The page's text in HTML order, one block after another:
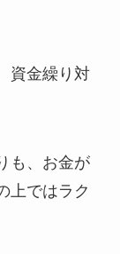
資金繰り対
も、お金が
上ではラク